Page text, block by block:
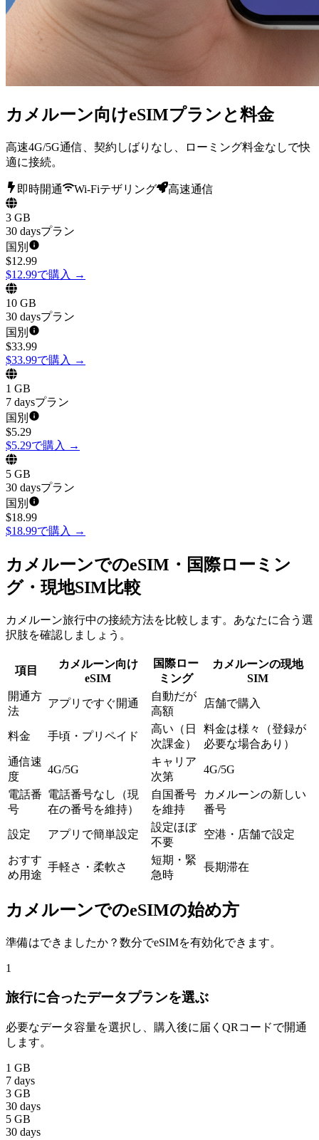
カメルーン向けeSIMプランと料金
高速4G/5G通信、契約しばりなし、ローミング料金なしで快
適に接続。
即時開通 Wi-Fiテザリング 高速通信
3 GB
30 daysプラン
国別
$12.99
$12.99で購入 →
10 GB
30 daysプラン
国別
$33.99
$33.99で購入 →
1 GB
7 daysプラン
国別
$5.29
$5.29で購入 →
5 GB
30 daysプラン
国別
$18.99
$18.99で購入 →
カメルーンでのeSIM・国際ローミン
グ・現地SIM比較
カメルーン旅行中の接続方法を比較します。あなたに合う選
択肢を確認しましょう。
項目
カメルーン向け
eSIM
国際ロー
ミング
カメルーンの現地
SIM
開通方
法
アプリですぐ開通
自動だが
高額
店舗で購入
料金 手頃・プリペイド
高い（日
次課金）
料金は様々（登録が
必要な場合あり）
通信速
度
4G/5G
キャリア
次第
4G/5G
電話番
号
電話番号なし（現
在の番号を維持）
自国番号
を維持
カメルーンの新しい
番号
設定 アプリで簡単設定
設定ほぼ
不要
空港・店舗で設定
おすす
め用途
手軽さ・柔軟さ
短期・緊
急時
長期滞在
カメルーンでのeSIMの始め方
準備はできましたか？数分でeSIMを有効化できます。
1
旅行に合ったデータプランを選ぶ
必要なデータ容量を選択し、購入後に届くQRコードで開通
します。
1 GB
7 days
3 GB
30 days
5 GB
30 days